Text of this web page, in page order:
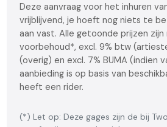
Deze aanvraag voor het inhuren
vrijblijvend, je hoeft nog niets te
aan vast. Alle getoonde prijzen
voorbehoud*, excl. 9% btw
(overig) en excl. 7% BUMA (indien
aanbieding is op basis van
heeft een rider.
(*) Let op: Deze gages zijn de bij